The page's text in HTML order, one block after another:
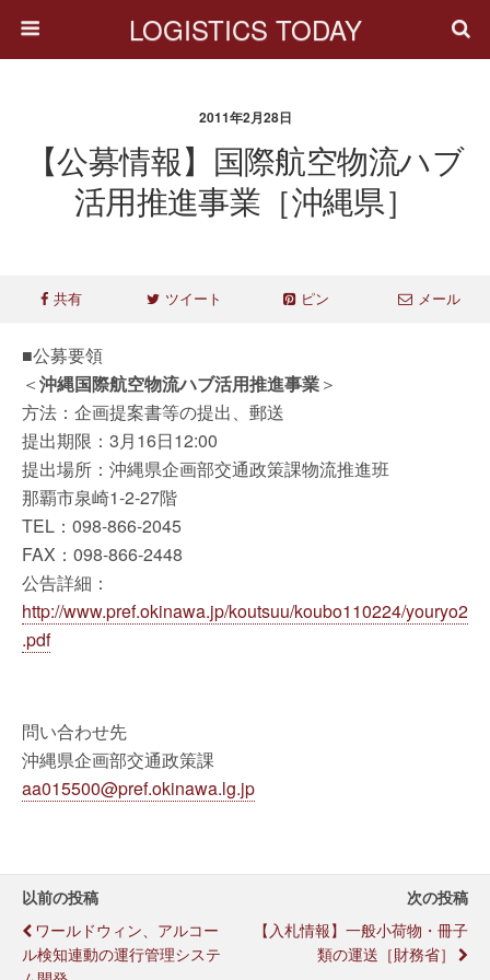
LOGISTICS TODAY
2011年2月28日
【公募情報】国際航空物流ハブ
活用推進事業［沖縄県］
共有 ツイート ピン メール
■公募要領
＜沖縄国際航空物流ハブ活用推進事業＞
方法：企画提案書等の提出、郵送
提出期限：3月16日12:00
提出場所：沖縄県企画部交通政策課物流推進班
那覇市泉崎1-2-27階
TEL：098-866-2045
FAX：098-866-2448
公告詳細：
http://www.pref.okinawa.jp/koutsuu/koubo110224/youryo2
.pdf
問い合わせ先
沖縄県企画部交通政策課
aa015500@pref.okinawa.lg.jp
以前の投稿
ワールドウィン、アルコー
ル検知連動の運行管理システ
次の投稿
【入札情報】一般小荷物・冊子
類の運送［財務省］